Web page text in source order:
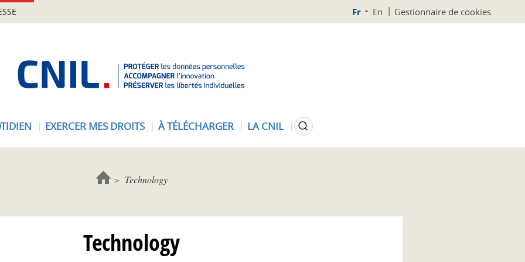
Fr En Gestionnaire de cookies
EXERCER MES DROITS À TÉLÉCHARGER LA CNIL Rechercher
Technology
Technology